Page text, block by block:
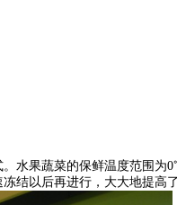
水果蔬菜的保鲜温度范围
结以后再进行，大大地提高